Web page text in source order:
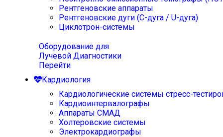
Рентгеновские аппараты
Рентгеновские дуги (С-дуга / U-дуга)
Циклотрон-системы
Оборудование для
Лучевой Диагностики
Перейти
Кардиология
Кардиологические системы стресс-
Кардиоинтервалографы
Аппараты СМАД
Холтеровские системы
Электрокардиографы